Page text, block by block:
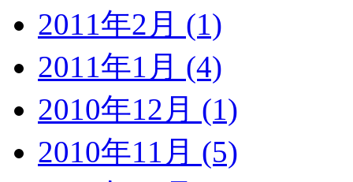
2011年2月 (1)
2011年1月 (4)
2010年12月 (1)
2010年11月 (5)